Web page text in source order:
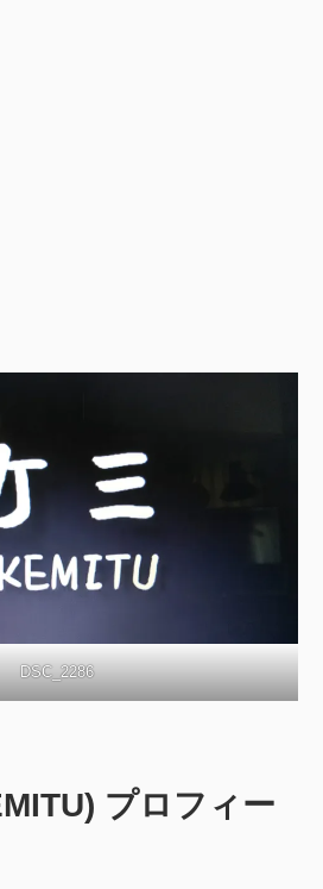
DSC_2286
プロフィー